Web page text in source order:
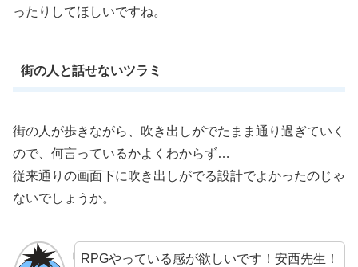
ったりしてほしいですね。
街の人と話せないツラミ
街の人が歩きながら、吹き出しがでたまま通り過ぎていく
ので、何言っているかよくわからず…
従来通りの画面下に吹き出しがでる設計でよかったのじゃ
ないでしょうか。
RPGやっている感が欲しいです！安西先生！